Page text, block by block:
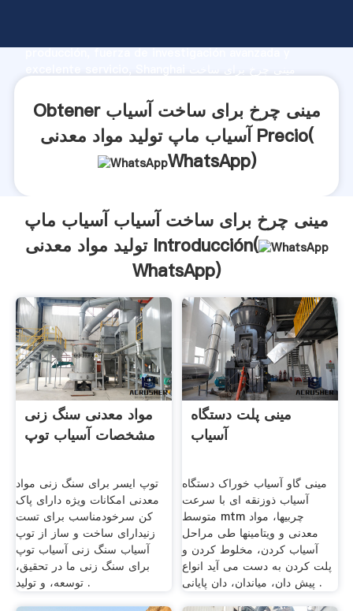
producción, fuerza de investigación avanzada y
valor y aporta valores a todos los clientes.
Obtener مینی چرخ برای ساخت آسیاب
آسیاب ماپ تولید مواد معدنی Precio(
WhatsApp)
مینی چرخ برای ساخت آسیاب آسیاب ماپ
تولید مواد معدنی Introducción(
WhatsApp)
مواد معدنی سنگ زنی
مشخصات آسیاب توپ
توپ ایسر برای سنگ زنی مواد
معدنی امکانات ویژه دارای پاک
کن سرخودمناسب برای تست
زنیدارای ساخت و ساز از توپ
آسیاب سنگ زنی آسیاب توپ
برای سنگ زنی ما در تحقیق،
توسعه، و تولید .
مینی پلت دستگاه
آسیاب
مینی گاو آسیاب خوراک دستگاه
آسیاب ذوزنقه ای با سرعت
متوسط mtm چربیها، مواد
معدنی و ویتامینها طی مراحل
آسیاب کردن، مخلوط کردن و
پلت کردن به دست می آید انواع
پیش دان، میاندان، دان پایانی .